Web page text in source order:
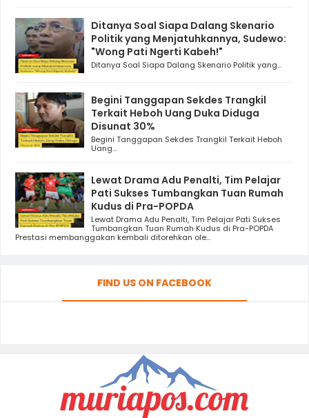
Ditanya Soal Siapa Dalang Skenario
Politik yang Menjatuhkannya, Sudewo:
"Wong Pati Ngerti Kabeh!"
Ditanya Soal Siapa Dalang Skenario Politik yang...
Begini Tanggapan Sekdes Trangkil
Terkait Heboh Uang Duka Diduga
Disunat 30%
Begini Tanggapan Sekdes Trangkil Terkait Heboh
Uang...
Lewat Drama Adu Penalti, Tim Pelajar
Pati Sukses Tumbangkan Tuan Rumah
Kudus di Pra-POPDA
Lewat Drama Adu Penalti, Tim Pelajar Pati Sukses
Tumbangkan Tuan Rumah Kudus di Pra-POPDA
Prestasi membanggakan kembali ditorehkan ole...
FIND US ON FACEBOOK